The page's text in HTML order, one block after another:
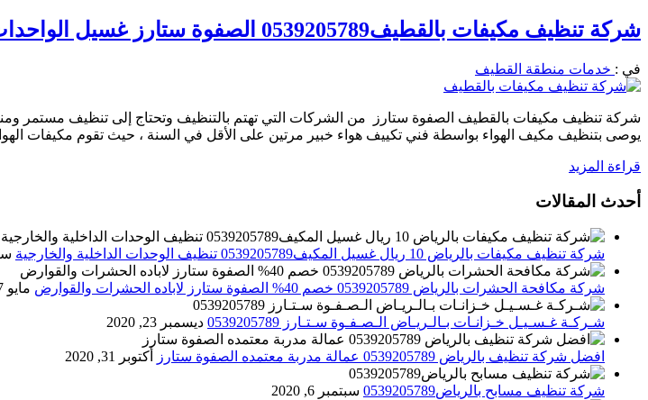
شركة تنظيف مكيفات بالقطيف0539205789 الصفوة ستارز غسيل الواحدات الداخلية والخارجية
في : خدمات منطقة القطيف
شركة تنظيف مكيفات بالقطيف الصفوة ستارز من الشركات التي تهتم بالتنظيف وتحتاج إلى تنظيف مستمر
يوصى بتنظيف مكيف الهواء بواسطة فني تكييف هواء خبير مرتين على الأقل في السنة ، حيث تقوم مكيفات
قراءة المزيد
أحدث المقالات
شركة تنظيف مكيفات بالرياض 10 ريال غسيل المكيف0539205789 تنظيف الوحدات الداخلية والخارجية
شركة مكافحة الحشرات بالرياض 0539205789 خصم 40% الصفوة ستارز لاباده الحشرات والقوارض مايو 27, 2021
شـركـة غـسـيـل خـزانـات بـالـريـاض الـصـفـوة سـتـارز 0539205789 ديسمبر 23, 2020
افضل شركة تنظيف بالرياض 0539205789 عمالة مدربة معتمده الصفوة ستارز أكتوبر 31, 2020
شركة تنظيف مسابح بالرياض0539205789 سبتمبر 6, 2020